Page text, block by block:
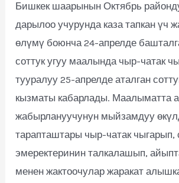
Бишкек шаарынын Октябрь
дарылоо учурунда каза тапкан үч
өлүмү боюнча 24-апрелде
соттук угуу маалында чыр-чатак
тууралуу 25-апрелде аталган
кызматы кабарлады. Маалыматта
жабырлануучунун мыйзамдуу
тарапташтары чыр-чатак чыгарып,
эмеректеринин талкалашып,
менен жактоочулар жаракат